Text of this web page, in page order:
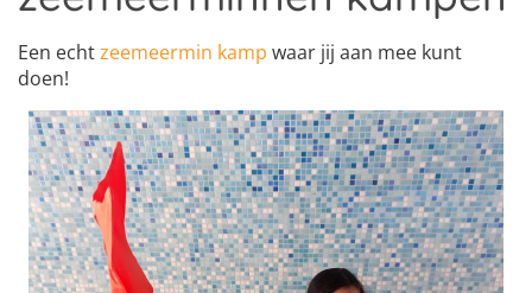
Een echtzeemeermin kamp waar jij aan mee kunt
doen!